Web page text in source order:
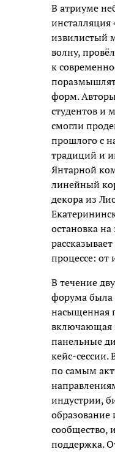
В атриуме
инсталляция
извилистый
волну,
к
форм.
студентов и
смогли
прошлого с
традиций и
Янтарной
линейный
декора из
остановка
процессе:
В течение
форума была
насыщенная
включающая
панельные
кейс-сессии.
по самым
индустрии,
образование
сообщество,
поддержка.